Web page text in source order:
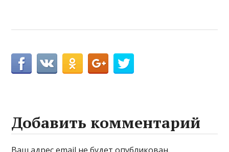
Добавить комментарий